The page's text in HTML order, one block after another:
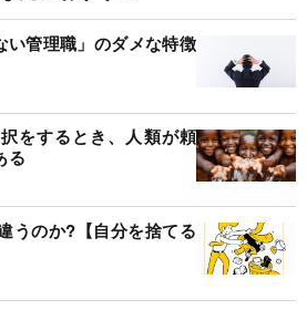
い管理職」のダメな特徴
をするとき、人類が頼
る
うのか?【自分を捨てる